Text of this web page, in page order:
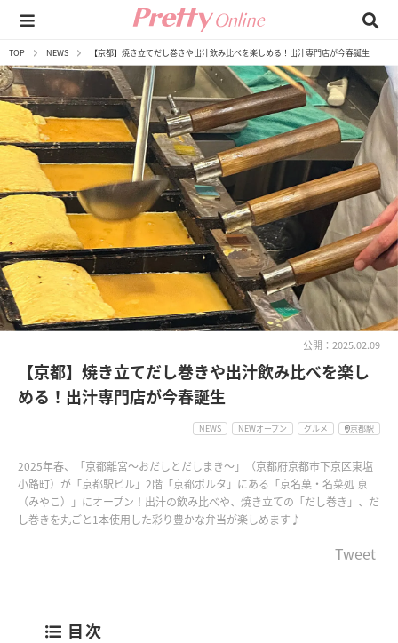
TOP NEWS 【京都】焼き立てだし巻きや出汁飲み比べを楽しめる！出汁専門店が今春誕生
公開：2025.02.09
【京都】焼き立てだし巻きや出汁飲み比べを楽し
める！出汁専門店が今春誕生
NEWS NEWオープン グルメ 京都駅
2025年春、「京都離宮～おだしとだしまき～」（京都府京都市下京区東塩
小路町）が「京都駅ビル」2階「京都ポルタ」にある「京名菓・名菜処 亰
（みやこ）」にオープン！出汁の飲み比べや、焼き立ての「だし巻き」、だ
し巻きを丸ごと1本使用した彩り豊かな弁当が楽しめます♪
Tweet
目次